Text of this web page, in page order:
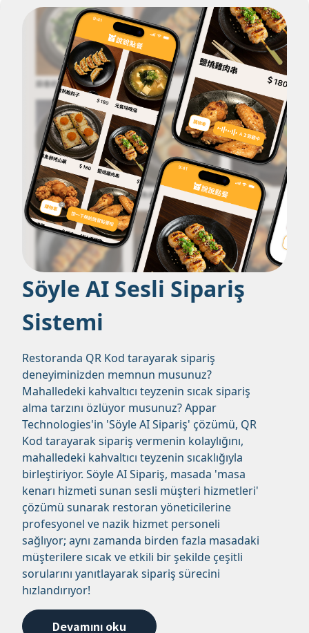
Söyle AI Sesli Sipariş
Sistemi
Restoranda QR Kod tarayarak sipariş
deneyiminizden memnun musunuz?
Mahalledeki kahvaltıcı teyzenin sıcak sipariş
alma tarzını özlüyor musunuz? Appar
Technologies'in 'Söyle AI Sipariş' çözümü, QR
Kod tarayarak sipariş vermenin kolaylığını,
mahalledeki kahvaltıcı teyzenin sıcaklığıyla
birleştiriyor. Söyle AI Sipariş, masada 'masa
kenarı hizmeti sunan sesli müşteri hizmetleri'
çözümü sunarak restoran yöneticilerine
profesyonel ve nazik hizmet personeli
sağlıyor; aynı zamanda birden fazla masadaki
müşterilere sıcak ve etkili bir şekilde çeşitli
sorularını yanıtlayarak sipariş sürecini
hızlandırıyor!
Devamını oku